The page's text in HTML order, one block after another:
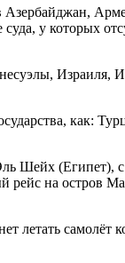
у которых
Израиля,
как:
Шейх (Египет), с
на остров
летать самолёт